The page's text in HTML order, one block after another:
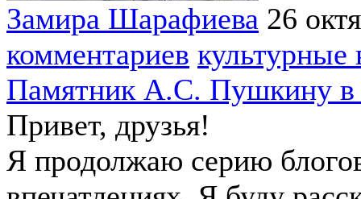
Замира Шарафиева 26
комментариев культурные
Памятник А.С. Пушкину в
Привет, друзья!
Я продолжаю серию